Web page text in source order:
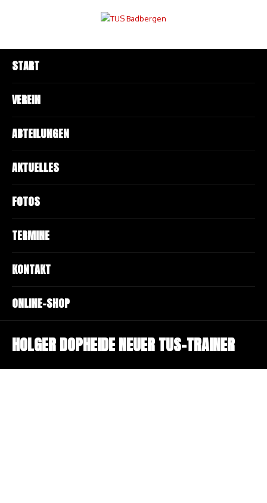
START
VEREIN
ABTEILUNGEN
AKTUELLES
FOTOS
TERMINE
KONTAKT
ONLINE-SHOP
HOLGER DOPHEIDE NEUER TUS-TRAINER